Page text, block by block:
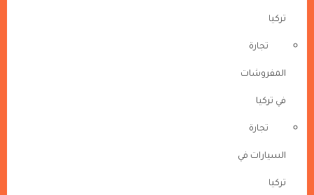
تركيا
تجارة
المفروشات
في تركيا
تجارة
السيارات في
تركيا